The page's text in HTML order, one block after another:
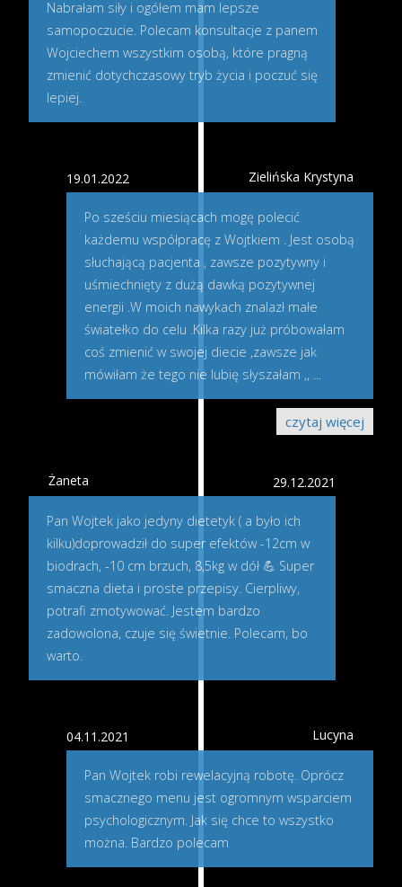
Nabrałam siły i ogółem mam lepsze
samopoczucie. Polecam konsultacje z panem
Wojciechem wszystkim osobą, które pragną
zmienić dotychczasowy tryb życia i poczuć się
lepiej.
Zielińska Krystyna
19.01.2022
Po sześciu miesiącach mogę polecić
każdemu współpracę z Wojtkiem . Jest osobą
słuchającą pacjenta , zawsze pozytywny i
uśmiechnięty z dużą dawką pozytywnej
energii .W moich nawykach znalazł małe
światełko do celu .Kilka razy już próbowałam
coś zmienić w swojej diecie ,zawsze jak
mówiłam że tego nie lubię słyszałam ,, ...
czytaj więcej
Żaneta 29.12.2021
Pan Wojtek jako jedyny dietetyk ( a było ich
kilku)doprowadził do super efektów -12cm w
biodrach, -10 cm brzuch, 8,5kg w dół 💪 Super
smaczna dieta i proste przepisy. Cierpliwy,
potrafi zmotywować. Jestem bardzo
zadowolona, czuje się świetnie. Polecam, bo
warto.
Lucyna
04.11.2021
Pan Wojtek robi rewelacyjną robotę. Oprócz
smacznego menu jest ogromnym wsparciem
psychologicznym. Jak się chce to wszystko
można. Bardzo polecam